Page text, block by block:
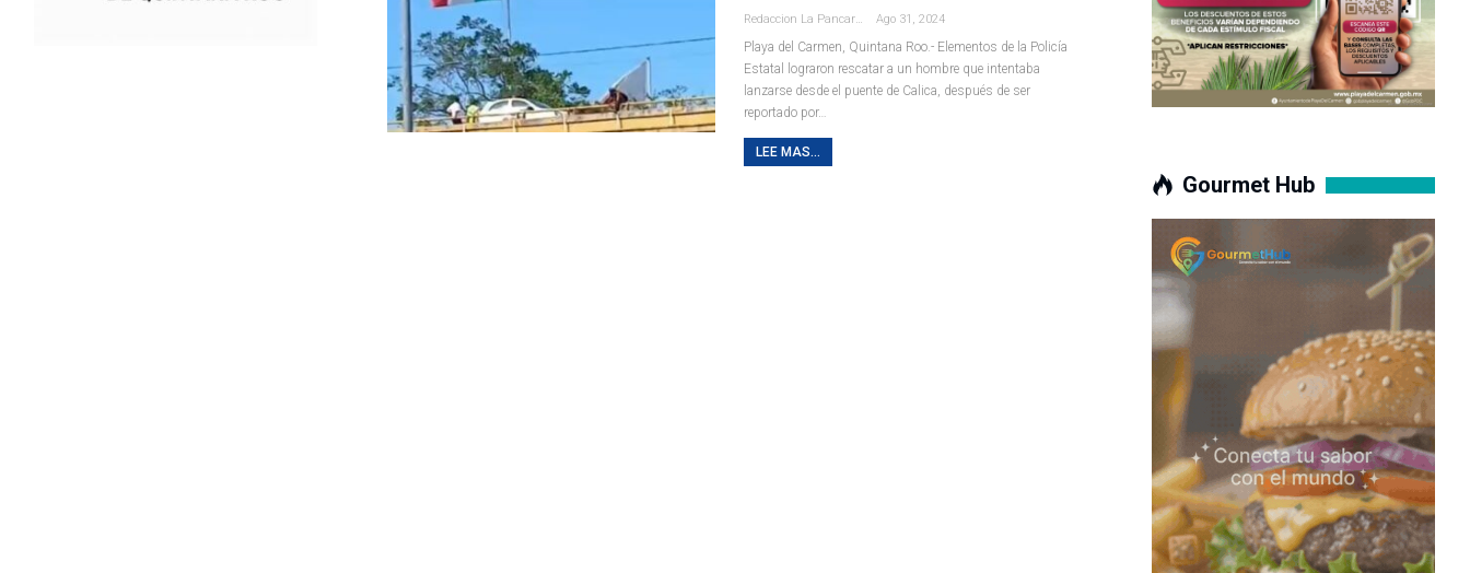
Ago 31, 2024
Playa del Carmen, Quintana Roo.- Elementos de la Policía
Estatal lograron rescatar a un hombre que intentaba
lanzarse desde el puente de Calica, después de ser
reportado por…
LEE MAS...
Gourmet Hub